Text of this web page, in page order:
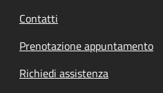
Contatti
Prenotazione appuntamento
Richiedi assistenza